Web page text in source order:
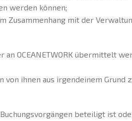
werden können;
Zusammenhang mit der
OCEANETWORK übermittelt
von ihnen aus irgendeinem Grund
beteiligt ist